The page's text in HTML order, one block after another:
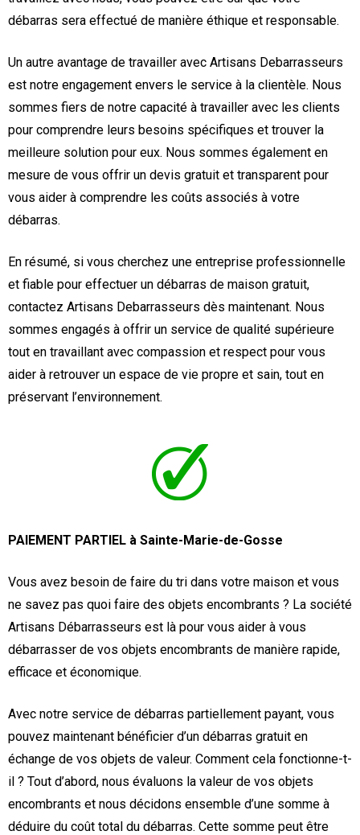
débarras sera effectué de manière éthique et responsable.
Un autre avantage de travailler avec Artisans Debarrasseurs
est notre engagement envers le service à la clientèle. Nous
sommes fiers de notre capacité à travailler avec les clients
pour comprendre leurs besoins spécifiques et trouver la
meilleure solution pour eux. Nous sommes également en
mesure de vous offrir un devis gratuit et transparent pour
vous aider à comprendre les coûts associés à votre
débarras.
En résumé, si vous cherchez une entreprise professionnelle
et fiable pour effectuer un débarras de maison gratuit,
contactez Artisans Debarrasseurs dès maintenant. Nous
sommes engagés à offrir un service de qualité supérieure
tout en travaillant avec compassion et respect pour vous
aider à retrouver un espace de vie propre et sain, tout en
préservant l’environnement.
PAIEMENT PARTIEL à Sainte-Marie-de-Gosse
Vous avez besoin de faire du tri dans votre maison et vous
ne savez pas quoi faire des objets encombrants ? La société
Artisans Débarrasseurs est là pour vous aider à vous
débarrasser de vos objets encombrants de manière rapide,
efficace et économique.
Avec notre service de débarras partiellement payant, vous
pouvez maintenant bénéficier d’un débarras gratuit en
échange de vos objets de valeur. Comment cela fonctionne-t-
il ? Tout d’abord, nous évaluons la valeur de vos objets
encombrants et nous décidons ensemble d’une somme à
déduire du coût total du débarras. Cette somme peut être